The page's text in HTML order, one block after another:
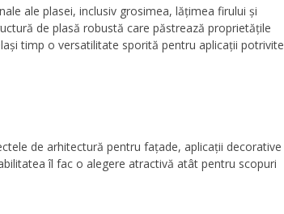
ale plasei, inclusiv grosimea, lățimea firului și
de plasă robustă care păstrează proprietățile
timp o versatilitate sporită pentru aplicații potrivite
de arhitectură pentru fațade, aplicații decorative
îl fac o alegere atractivă atât pentru scopuri